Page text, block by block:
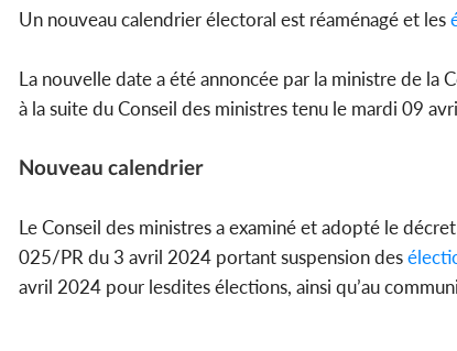
Un nouveau calendrier électoral est réaménagé et les
La nouvelle date a été annoncée par la ministre de
à la suite du Conseil des ministres tenu le mardi 09
Nouveau calendrier
Le Conseil des ministres a examiné et adopté le
025/PR du 3 avril 2024 portant suspension des
avril 2024 pour lesdites élections, ainsi qu’au